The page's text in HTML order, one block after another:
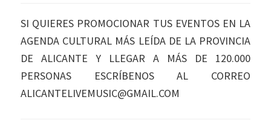
SI QUIERES PROMOCIONAR TUS EVENTOS EN LA
AGENDA CULTURAL MÁS LEÍDA DE LA PROVINCIA
DE ALICANTE Y LLEGAR A MÁS DE 120.000
PERSONAS ESCRÍBENOS AL CORREO
ALICANTELIVEMUSIC@GMAIL.COM